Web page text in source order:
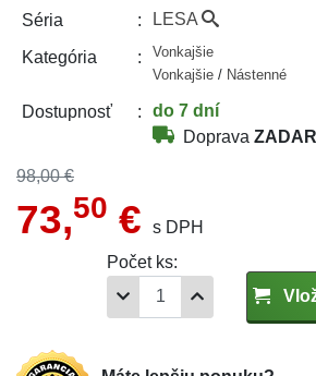
Séria LESA
Kategória
Vonkajšie
Vonkajšie / Nástenné
Dostupnosť
do 7 dní
Doprava
98,00 €
73,50 €
s DPH
Počet ks: